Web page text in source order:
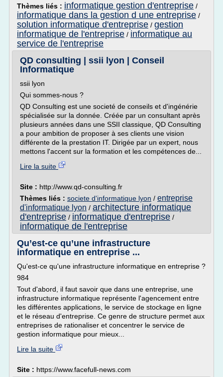
Thèmes liés : informatique gestion d'entreprise /
informatique dans la gestion d une entreprise /
solution informatique d'entreprise / gestion
informatique de l'entreprise / informatique au
service de l'entreprise
QD consulting | ssii lyon | Conseil
Informatique
ssii lyon
Qui sommes-nous ?
QD Consulting est une societé de conseils et d'ingénérie
spécialisée sur la donnée. Créée par un consultant après
plusieurs années dans une SSII classique, QD Consulting
a pour ambition de proposer à ses clients une vision
différente de la prestation IT. Dirigée par un expert, nous
mettons l'accent sur la formation et les compétences de...
Lire la suite
Site : http://www.qd-consulting.fr
Thèmes liés : societe d'informatique lyon / entreprise
d'informatique lyon / architecture informatique
d'entreprise / informatique d'entreprise /
informatique de l'entreprise
Qu’est-ce qu’une infrastructure
informatique en entreprise ...
Qu'est-ce qu'une infrastructure informatique en entreprise ?
984
Tout d'abord, il faut savoir que dans une entreprise, une
infrastructure informatique représente l'agencement entre
les différentes applications, le service de stockage en ligne
et le réseau d'entreprise. Ce genre de structure permet aux
entreprises de rationaliser et concentrer le service de
gestion informatique pour mieux...
Lire la suite
Site : https://www.facefull-news.com